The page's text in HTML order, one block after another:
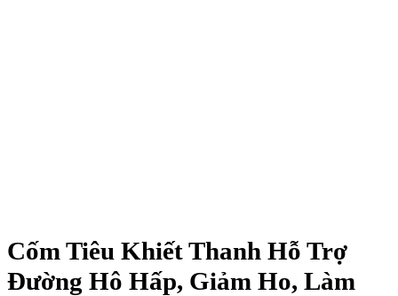
Cốm Tiêu Khiết Thanh Hỗ Trợ
Đường Hô Hấp, Giảm Ho, Làm